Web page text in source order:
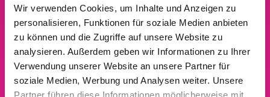
Wir verwenden Cookies, um Inhalte und Anzeigen zu
personalisieren, Funktionen für soziale Medien anbieten
zu können und die Zugriffe auf unsere Website zu
analysieren. Außerdem geben wir Informationen zu Ihrer
Verwendung unserer Website an unsere Partner für
soziale Medien, Werbung und Analysen weiter. Unsere
Partner führen diese Informationen möglicherweise mit
willkommen!
Deine Nicole